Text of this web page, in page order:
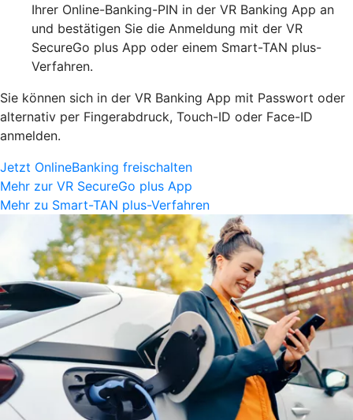
Ihrer Online-Banking-PIN in der VR Banking App an
und bestätigen Sie die Anmeldung mit der VR
SecureGo plus App oder einem Smart-TAN plus-
Verfahren.
Sie können sich in der VR Banking App mit Passwort oder
alternativ per Fingerabdruck, Touch-ID oder Face-ID
anmelden.
Jetzt OnlineBanking freischalten
Mehr zur VR SecureGo plus App
Mehr zu Smart-TAN plus-Verfahren